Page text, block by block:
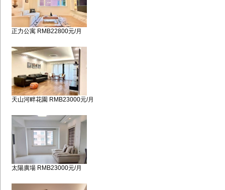
正力公寓 RMB22800元/月
天山河畔花園 RMB23000元/月
太陽廣場 RMB23000元/月